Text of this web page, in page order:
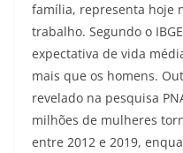
família, representa hoje
trabalho. Segundo o
expectativa de vida
mais que os homens.
revelado na pesquisa
milhões de mulheres
entre 2012 e 2019,